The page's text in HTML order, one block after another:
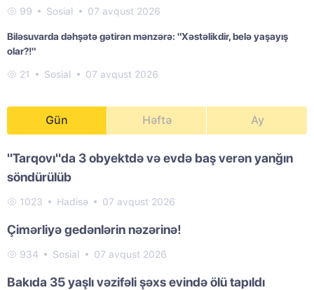
99 Sosial 07 avqust 2026
Biləsuvarda dəhşətə gətirən mənzərə: "Xəstəlikdir, belə yaşayış
olar?!"
21 Sosial 07 avqust 2026
Gün Həftə Ay
"Tarqovı"da 3 obyektdə və evdə baş verən yanğın
söndürülüb
1023 Hadisə 07 avqust 2026
Çimərliyə gedənlərin nəzərinə!
934 Sosial 07 avqust 2026
Bakıda 35 yaşlı vəzifəli şəxs evində ölü tapıldı